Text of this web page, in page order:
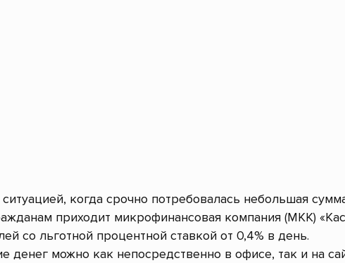
когда срочно потребовалась небольшая
приходит микрофинансовая компания (МКК)
со льготной процентной ставкой от 0,4% в день.
денег можно как непосредственно в офисе, так и на